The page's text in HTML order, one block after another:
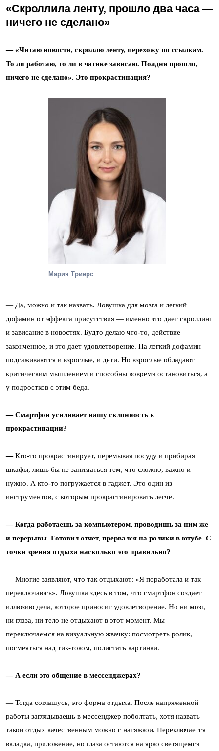
«Скроллила ленту, прошло два часа —
ничего не сделано»
— «Читаю новости, скроллю ленту, перехожу по ссылкам.
То ли работаю, то ли в чатике зависаю. Полдня прошло,
ничего не сделано». Это прокрастинация?
Мария Триерс
— Да, можно и так назвать. Ловушка для мозга и легкий
дофамин от эффекта присутствия — именно это дает скроллинг
и зависание в новостях. Будто делаю что-то, действие
законченное, и это дает удовлетворение. На легкий дофамин
подсаживаются и взрослые, и дети. Но взрослые обладают
критическим мышлением и способны вовремя остановиться, а
у подростков с этим беда.
— Смартфон усиливает нашу склонность к
прокрастинации?
—Кто-то прокрастинирует, перемывая посуду и прибирая
шкафы, лишь бы не заниматься тем, что сложно, важно и
нужно. А кто-то погружается в гаджет. Это один из
инструментов, с которым прокрастинировать легче.
— Когда работаешь за компьютером, проводишь за ним же
и перерывы. Готовил отчет, прервался на ролики в ютубе. С
точки зрения отдыха насколько это правильно?
— Многие заявляют, что так отдыхают: «Я поработала и так
переключаюсь». Ловушка здесь в том, что смартфон создает
иллюзию дела, которое приносит удовлетворение. Но ни мозг,
ни глаза, ни тело не отдыхают в этот момент. Мы
переключаемся на визуальную жвачку: посмотреть ролик,
посмеяться над тик-током, полистать картинки.
— А если это общение в мессенджерах?
— Тогда соглашусь, это форма отдыха. После напряженной
работы заглядываешь в мессенджер поболтать, хотя назвать
такой отдых качественным можно с натяжкой. Переключается
вкладка, приложение, но глаза остаются на ярко светящемся